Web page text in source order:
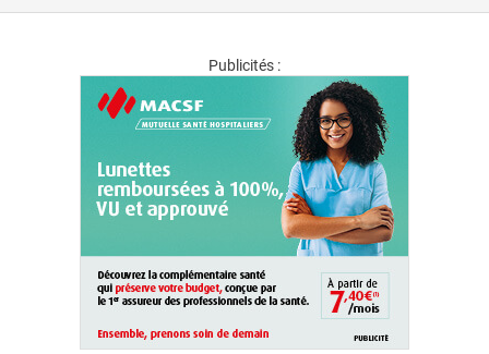
Publicités :